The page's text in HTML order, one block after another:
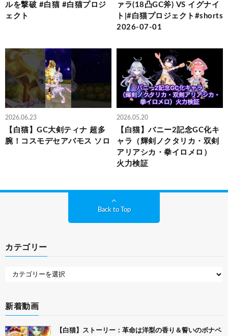
ルを撃破 #白猫 #白猫プロジ
ェクト
ァラ(18凸GC斧) VS イグナイ
ト|#白猫プロジェクト#shorts
2026-07-01
2026.06.23
【白猫】GC大剣ティナ 超多
腕！コスモデセアバモス ソロ
2026.05.20
【白猫】バニー2記念GC化キ
ャラ（輝剣ノクタリカ・双剣
アリアシカ・拳イロメロ）
火力検証
Back to Top
カテゴリー
新着動画
【白猫】ストーリー：革命は洋梨の香り＆誓いのボナペ